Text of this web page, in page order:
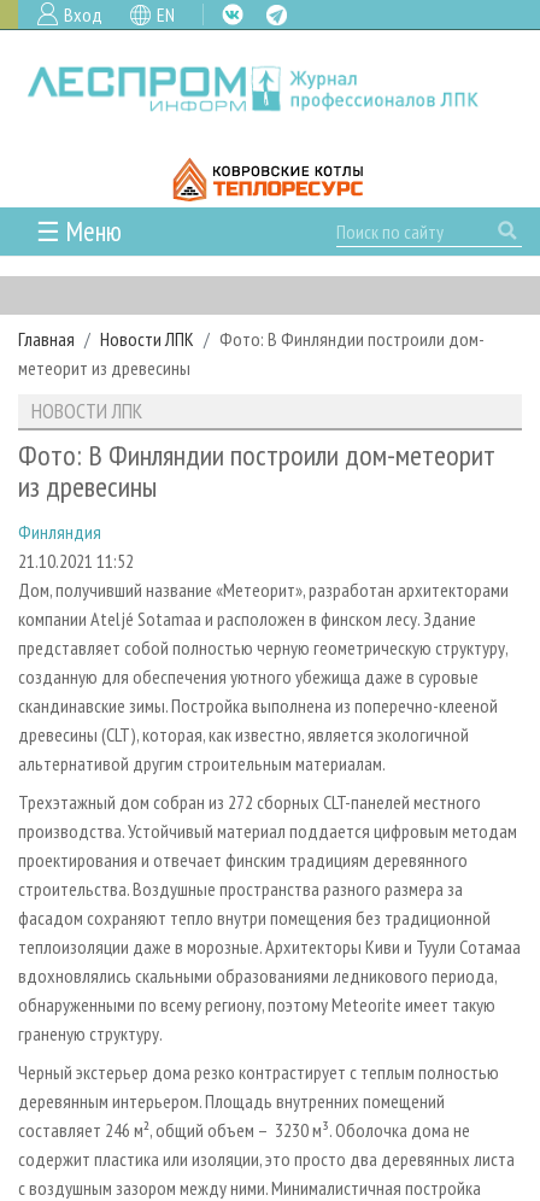
Вход EN
☰ Меню
ГЛАВНАЯ
РУБРИКИ И ТЕМЫ
РУБРИКИ ЖУРНАЛА
ЛЕСОЗАГОТОВКА
ЛЕСОПИЛЕНИЕ
СУШКА ДРЕВЕСИНЫ
ПРОИЗВОДСТВО ДРЕВЕСНЫХ ПЛИТ
ДЕРЕВЯННОЕ ДОМОСТРОЕНИЕ
ПРОИЗВОДСТВО МЕБЕЛИ
БИОЭНЕРГЕТИКА
ЦБП
ИНСТРУМЕНТ И МАТЕРИАЛЫ
НОВОСТИ
НОВОСТИ ЛПК
НОВОСТИ ЖУРНАЛА
ПРОЕКТЫ ЛПИ
АНАЛИТИКА
ПРЕДПРИЯТИЯ ЛПК
ПЕРСОНЫ
МОБИЛЬНЫЕ ВЫСТАВКИ
ОФИЦИАЛЬНЫЕ ДЕЛЕГАЦИИ
ПРИОРИТЕТНЫЕ ИНВЕСТПРОЕКТЫ
RUSSIAN FORESTRY REVIEW
ГАЗЕТА ЛЕСПРОМФОРУМ
БИБЛИОТЕКА СПЕЦИАЛИСТА
АРХИВ
АРХИВ ЖУРНАЛОВ
О ЖУРНАЛЕ
КОНТАКТЫ
РЕКЛАМОДАТЕЛЯМ
РЕКЛАМА
РЕКЛАМА НА САЙТЕ
Главная Новости ЛПК
Фото: В Финляндии построили дом-
метеорит из древесины
НОВОСТИ ЛПК
Фото: В Финляндии построили дом-метеорит
из древесины
Финляндия
21.10.2021 11:52
Дом, получивший название «Метеорит», разработан архитекторами
компании Ateljé Sotamaa и расположен в финском лесу. Здание
представляет собой полностью черную геометрическую структуру,
созданную для обеспечения уютного убежища даже в суровые
скандинавские зимы. Постройка выполнена из поперечно-клееной
древесины (CLT), которая, как известно, является экологичной
альтернативой другим строительным материалам.
Трехэтажный дом собран из 272 сборных CLT-панелей местного
производства. Устойчивый материал поддается цифровым методам
проектирования и отвечает финским традициям деревянного
строительства. Воздушные пространства разного размера за
фасадом сохраняют тепло внутри помещения без традиционной
теплоизоляции даже в морозные. Архитекторы Киви и Туули Сотамаа
вдохновлялись скальными образованиями ледникового периода,
обнаруженными по всему региону, поэтому Meteorite имеет такую
граненую структуру.
Черный экстерьер дома резко контрастирует с теплым полностью
деревянным интерьером. Площадь внутренних помещений
составляет 246 м², общий объем – 3230 м³. Оболочка дома не
содержит пластика или изоляции, это просто два деревянных листа
с воздушным зазором между ними. Минималистичная постройка